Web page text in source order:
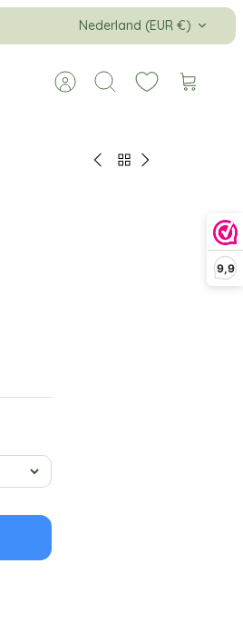
9,9
Valuta
Nederland (EUR €)
AccountZoeken